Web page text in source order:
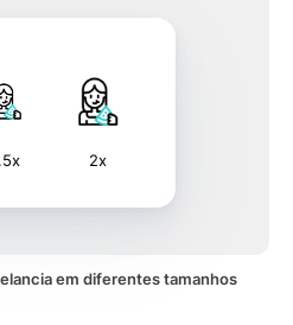
2x
em diferentes tamanhos